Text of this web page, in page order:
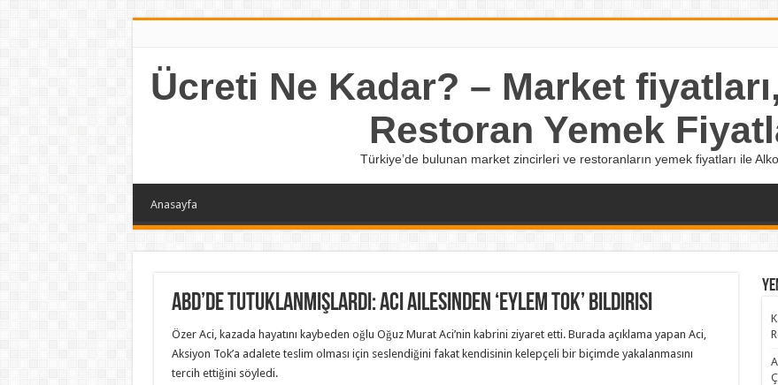
Ücreti Ne Kadar? – Market
Restoran Yemek
Türkiye’de bulunan market zincirleri ve restoranların yemek fiyatları ile
Anasayfa
ABD’de tutuklanmışlardı: Aci ailesinden ‘Eylem Tok’ bildirisi
Özer Aci, kazada hayatını kaybeden oğlu Oğuz Murat Aci’nin kabrini ziyaret etti. Burada açıklama yapan Aci,
Aksiyon Tok’a adalete teslim olması için seslendiğini fakat kendisinin kelepçeli bir biçimde yakalanmasını
tercih ettiğini söyledi.